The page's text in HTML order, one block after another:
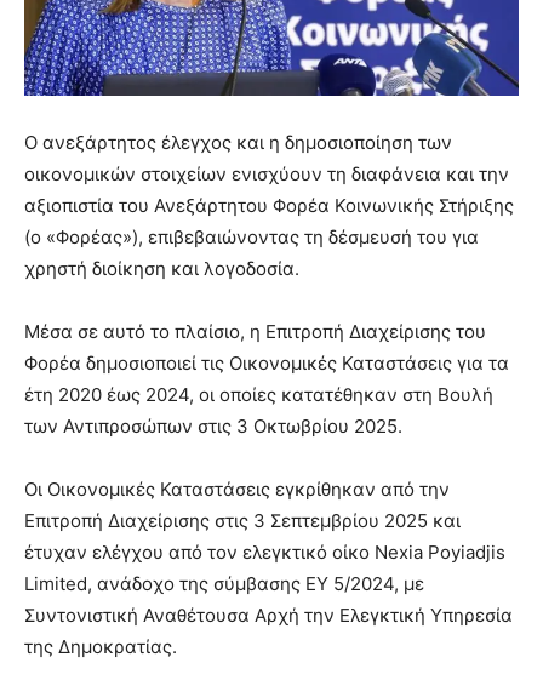
Ο ανεξάρτητος έλεγχος και η δημοσιοποίηση των
οικονομικών στοιχείων ενισχύουν τη διαφάνεια και την
αξιοπιστία του Ανεξάρτητου Φορέα Κοινωνικής Στήριξης
(ο «Φορέας»), επιβεβαιώνοντας τη δέσμευσή του για
χρηστή διοίκηση και λογοδοσία.
Μέσα σε αυτό το πλαίσιο, η Επιτροπή Διαχείρισης του
Φορέα δημοσιοποιεί τις Οικονομικές Καταστάσεις για τα
έτη 2020 έως 2024, οι οποίες κατατέθηκαν στη Βουλή
των Αντιπροσώπων στις 3 Οκτωβρίου 2025.
Οι Οικονομικές Καταστάσεις εγκρίθηκαν από την
Επιτροπή Διαχείρισης στις 3 Σεπτεμβρίου 2025 και
έτυχαν ελέγχου από τον ελεγκτικό οίκο Nexia Poyiadjis
Limited, ανάδοχο της σύμβασης ΕΥ 5/2024, με
Συντονιστική Αναθέτουσα Αρχή την Ελεγκτική Υπηρεσία
της Δημοκρατίας.